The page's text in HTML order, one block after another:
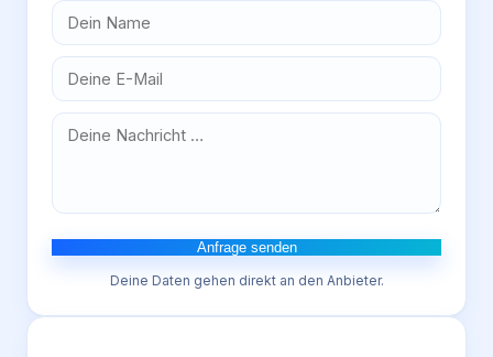
Anfrage senden
Deine Daten gehen direkt an den Anbieter.